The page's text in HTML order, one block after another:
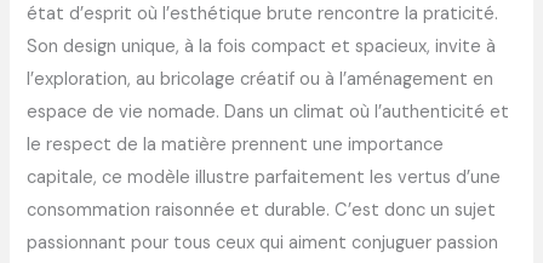
état d’esprit où l’esthétique brute rencontre la praticité.
Son design unique, à la fois compact et spacieux, invite à
l’exploration, au bricolage créatif ou à l’aménagement en
espace de vie nomade. Dans un climat où l’authenticité et
le respect de la matière prennent une importance
capitale, ce modèle illustre parfaitement les vertus d’une
consommation raisonnée et durable. C’est donc un sujet
passionnant pour tous ceux qui aiment conjuguer passion